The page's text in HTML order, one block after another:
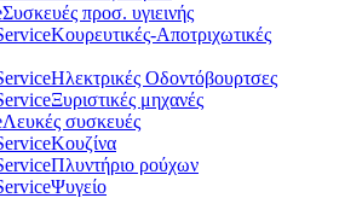
Συσκευές προσ. υγιεινής
Κουρευτικές-Αποτριχωτικές
Ηλεκτρικές Οδοντόβουρτσες
Ξυριστικές μηχανές
Λευκές συσκευές
Κουζίνα
Πλυντήριο ρούχων
Ψυγείο